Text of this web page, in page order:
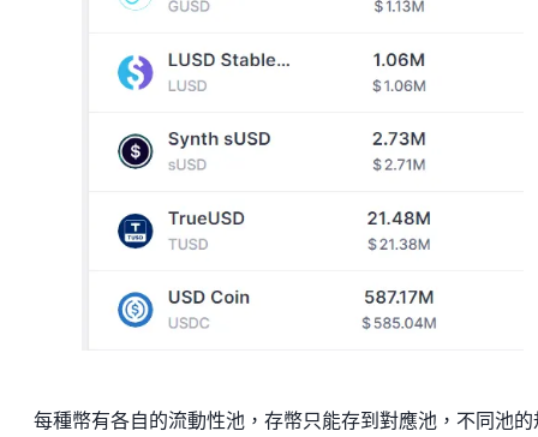
每種幣有各自的流動性池，存幣只能存到對應池，不同池的